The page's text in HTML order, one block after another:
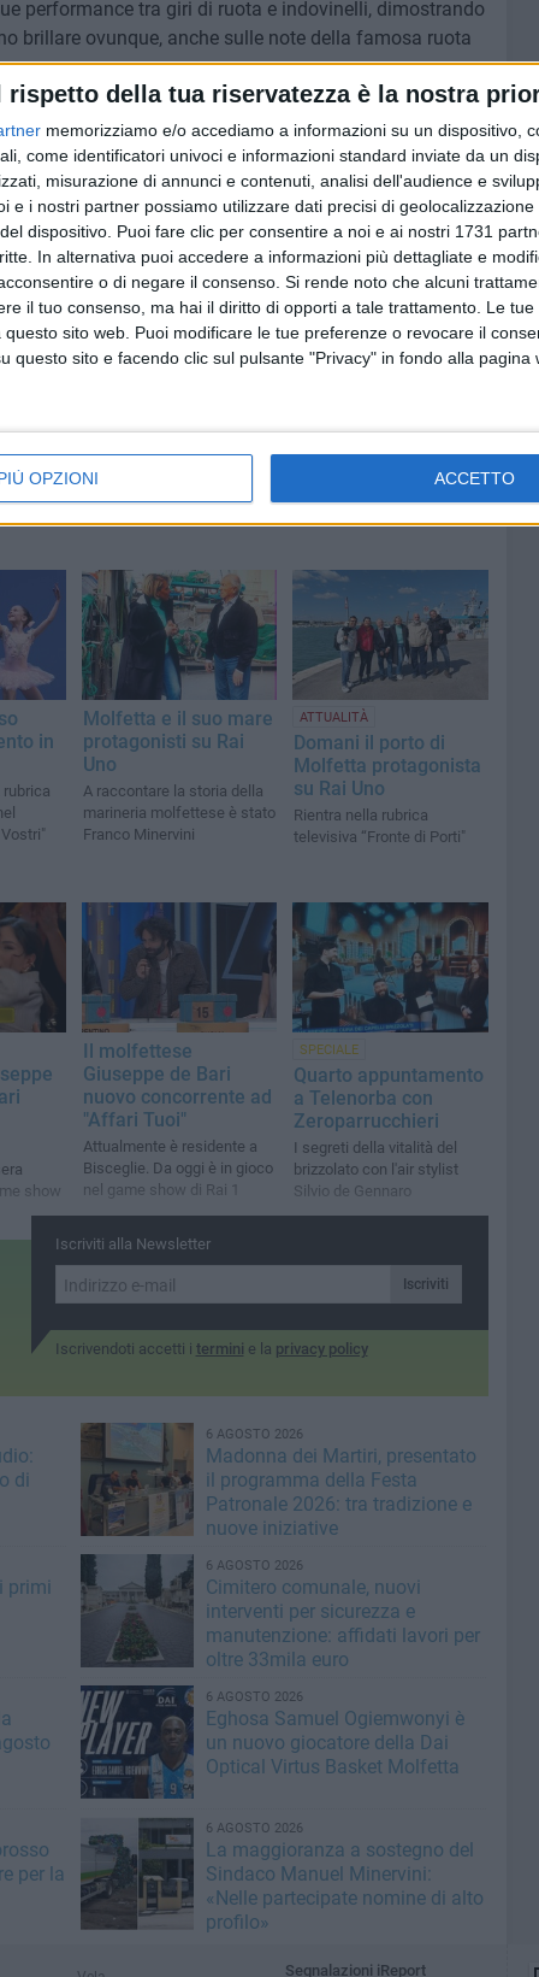
rispetto della tua riservatezza è la nostra
memorizziamo e/o accediamo a informazioni su un dispositivo,
come identificatori univoci e informazioni standard inviate da un
misurazione di annunci e contenuti, analisi dell'audience e
e i nostri partner possiamo utilizzare dati precisi di
dispositivo. Puoi fare clic per consentire a noi e ai nostri 1731
In alternativa puoi accedere a informazioni più dettagliate e
o di negare il consenso. Si rende noto che alcuni
il tuo consenso, ma hai il diritto di opporti a tale trattamento. Le
sito web. Puoi modificare le tue preferenze o revocare il
questo sito e facendo clic sul pulsante "Privacy" in fondo alla pagina
OPZIONI ACCETTO
performance tra giri di ruota e indovinelli, dimostrando
brillare ovunque, anche sulle note della famosa ruota
alle 20:35 su Canale 5.
a
largo
6 AGOSTO 2026
Molfetta piange Marta Maria
Pisani, ultima maestra della
sartoria molfettese
in
Molfetta e il suo mare
protagonisti su Rai
Uno
A raccontare la storia della
marineria molfettese è stato
Franco Minervini
ATTUALITÀ
Domani il porto di
Molfetta protagonista
su Rai Uno
Rientra nella rubrica
televisiva “Fronte di Porti"
show
Il molfettese
Giuseppe de Bari
nuovo concorrente ad
"Affari Tuoi"
Attualmente è residente a
Bisceglie. Da oggi è in gioco
nel game show di Rai 1
SPECIALE
Quarto appuntamento
a Telenorba con
Zeroparrucchieri
I segreti della vitalità del
brizzolato con l'air stylist
Silvio de Gennaro
Iscriviti alla Newsletter
Iscriviti
Iscrivendoti accetti i termini e la privacy policy
di
6 AGOSTO 2026
Madonna dei Martiri, presentato
il programma della Festa
Patronale 2026: tra tradizione e
nuove iniziative
primi
6 AGOSTO 2026
Cimitero comunale, nuovi
interventi per sicurezza e
manutenzione: affidati lavori per
oltre 33mila euro
6 AGOSTO 2026
Eghosa Samuel Ogiemwonyi è
un nuovo giocatore della Dai
Optical Virtus Basket Molfetta
per la
6 AGOSTO 2026
La maggioranza a sostegno del
Sindaco Manuel Minervini:
«Nelle partecipate nomine di alto
profilo»
Segnalazioni iReport